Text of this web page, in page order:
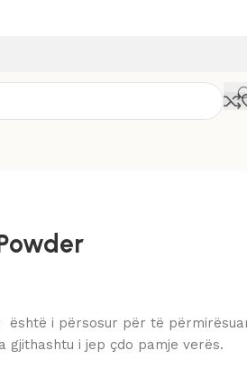
është i përsosur për të
gjithashtu i jep çdo pamje verës.